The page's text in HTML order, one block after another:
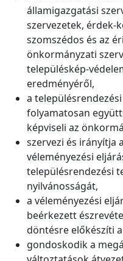
államigazgatási
szervezetek, érdek-
szomszédos és az
önkormányzati
településkép-
eredményéről,
a
folyamatosan
képviseli az
szervezi és irányítja
véleményezési
településrendezési
nyilvánosságát,
a véleményezési
beérkezett
döntésre előkészíti
gondoskodik a